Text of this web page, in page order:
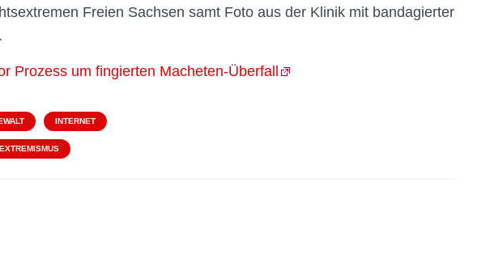
Freien Sachsen samt Foto aus der Klinik mit bandagierter
Prozess um fingierten Macheten-Überfall
INTERNET